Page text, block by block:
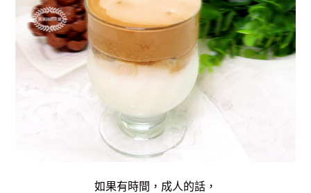
如果有時間，成人的話，